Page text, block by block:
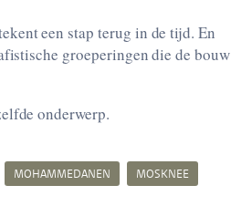
een stap terug in de tijd. En
groeperingen die de bouw
onderwerp.
MOHAMMEDANEN MOSKNEE